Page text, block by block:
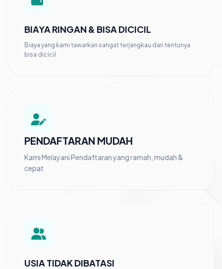
BIAYA RINGAN & BISA DICICIL
Biaya yang kami tawarkan sangat terjangkau dan tentunya
bisa dicicil
PENDAFTARAN MUDAH
Kami Melayani Pendaftaran yang ramah, mudah &
cepat
USIA TIDAK DIBATASI